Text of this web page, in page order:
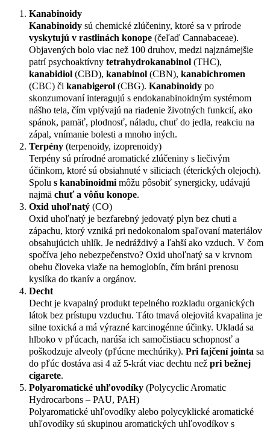
Kanabinoidy
Kanabinoidy sú chemické zlúčeniny, ktoré sa v prírode
vyskytujú v rastlinách konope (čeľaď Cannabaceae).
Objavených bolo viac než 100 druhov, medzi najznámejšie
patrí psychoaktívny tetrahydrokanabinol (THC),
kanabidiol (CBD), kanabinol (CBN), kanabichromen
(CBC) či kanabigerol (CBG). Kanabinoidy po
skonzumovaní interagujú s endokanabinoidným systémom
nášho tela, čím vplývajú na riadenie životných funkcií, ako
spánok, pamäť, plodnosť, náladu, chuť do jedla, reakciu na
zápal, vnímanie bolesti a mnoho iných.
Terpény (terpenoidy, izoprenoidy)
Terpény sú prírodné aromatické zlúčeniny s liečivým
účinkom, ktoré sú obsiahnuté v siliciach (éterických olejoch).
Spolu s kanabinoidmi môžu pôsobiť synergicky, udávajú
najmä chuť a vôňu konope.
Oxid uhoľnatý (CO)
Oxid uhoľnatý je bezfarebný jedovatý plyn bez chuti a
zápachu, ktorý vzniká pri nedokonalom spaľovaní materiálov
obsahujúcich uhlík. Je nedráždivý a ľahší ako vzduch. V čom
spočíva jeho nebezpečenstvo? Oxid uhoľnatý sa v krvnom
obehu človeka viaže na hemoglobín, čím bráni prenosu
kyslíka do tkanív a orgánov.
Decht
Decht je kvapalný produkt tepelného rozkladu organických
látok bez prístupu vzduchu. Táto tmavá olejovitá kvapalina je
silne toxická a má výrazné karcinogénne účinky. Ukladá sa
hlboko v pľúcach, narúša ich samočistiacu schopnosť a
poškodzuje alveoly (pľúcne mechúriky). Pri fajčení jointa sa
do pľúc dostáva asi 4 až 5-krát viac dechtu než pri bežnej
cigarete.
Polyaromatické uhľovodíky (Polycyclic Aromatic
Hydrocarbons – PAU, PAH)
Polyaromatické uhľovodíky alebo polycyklické aromatické
uhľovodíky sú skupinou aromatických uhľovodíkov s